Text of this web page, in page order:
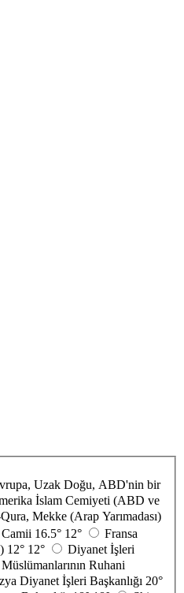
Uzak Doğu, ABD'nin bir
İslam Cemiyeti (ABD ve
Mekke (Arap Yarımadası)
16.5° 12°
Fransa
12° 12°
Diyanet İşleri
Ruhani
Diyanet İşleri Başkanlığı 20°